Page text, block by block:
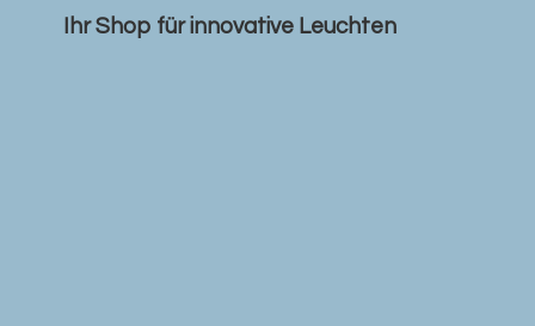
Ihr Shop fürinnovative Leuchten